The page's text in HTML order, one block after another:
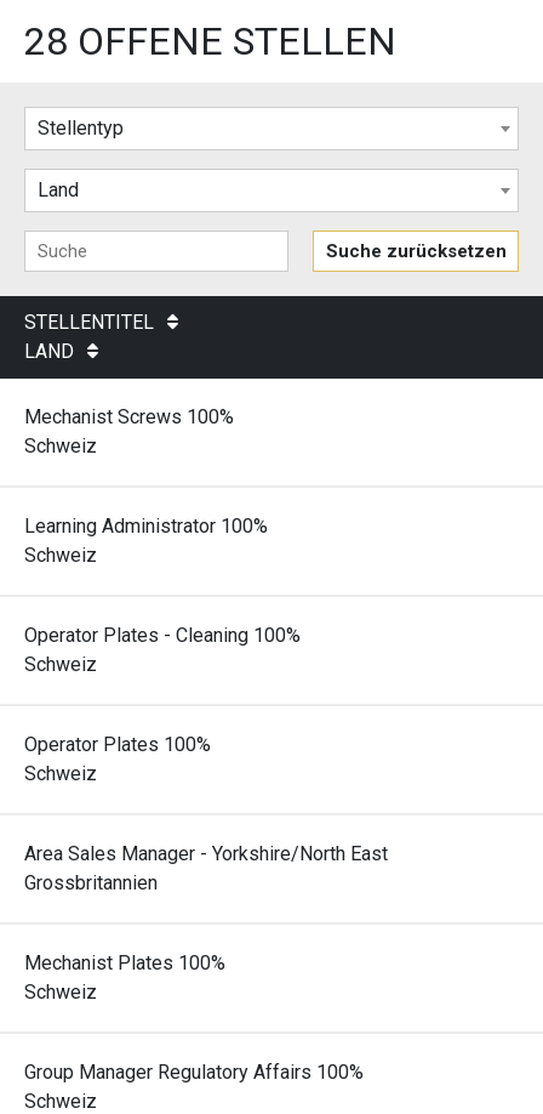
28 OFFENE STELLEN
Stellentyp
Land
STELLENTITEL
LAND
Mechanist Screws 100%
Schweiz
Learning Administrator 100%
Schweiz
Operator Plates - Cleaning 100%
Schweiz
Operator Plates 100%
Schweiz
Area Sales Manager - Yorkshire/North East
Grossbritannien
Mechanist Plates 100%
Schweiz
Group Manager Regulatory Affairs 100%
Schweiz